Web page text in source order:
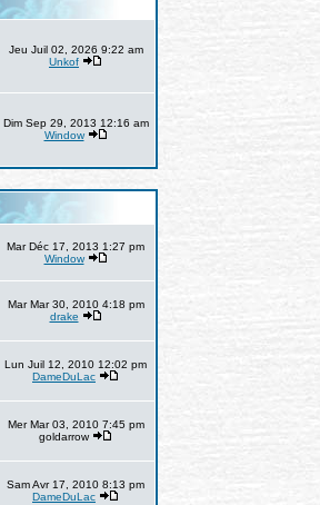
Jeu Juil 02, 2026 9:22 am
Unkof
Dim Sep 29, 2013 12:16 am
Window
Mar Déc 17, 2013 1:27 pm
Window
Mar Mar 30, 2010 4:18 pm
drake
Lun Juil 12, 2010 12:02 pm
DameDuLac
Mer Mar 03, 2010 7:45 pm
goldarrow
Sam Avr 17, 2010 8:13 pm
DameDuLac